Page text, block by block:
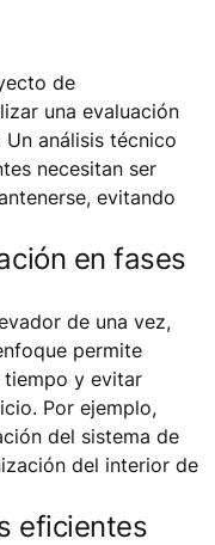
de
una evaluación
análisis técnico
necesitan ser
evitando
en fases
de una vez,
permite
y evitar
Por ejemplo,
del sistema de
del interior de
eficientes